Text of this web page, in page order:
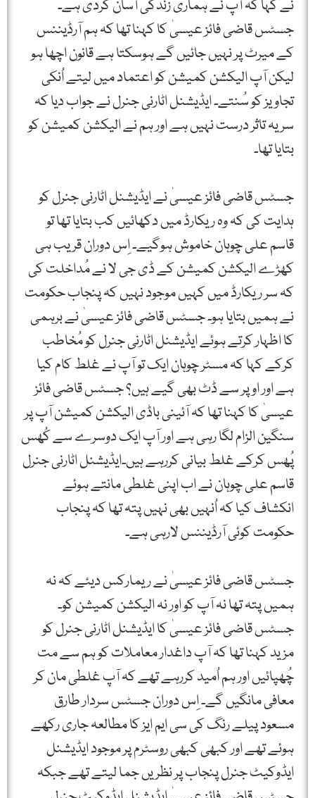
نے کہا کہ آپ نے ہماری زندگی آسان کردی ہے۔
جسٹس قاضی فائز عیسیٰ کا کہنا تھا کہ ہم آرڈیننس
کے میرٹ پر نہیں جائیں گے ہوسکتا ہے قانون اچھا ہو
لیکن آپ الیکشن کمیشن کو اعتماد میں لیتے اُنکی
تجاویز کو سُنتے۔ ایڈیشنل اٹارنی جنرل نے جواب دیا کہ
سر یہ تاثر درست نہیں ہے اور ہم نے الیکشن کمیشن کو
بتایا تھا۔
جسٹس قاضی فائز عیسیٰ نے ایڈیشنل اٹارنی جنرل کو
ہدایت کی کہ وہ ریکارڈ میں دکھائیں کب بتایا تھا تو
قاسم علی چوہان خاموش ہوگیے۔ اِس دوران قریب ہی
کھڑے الیکشن کمیشن کے ڈی جی لا نے مُداخلت کی
کہ سر ریکارڈ میں کہیں موجود نہیں کہ پنجاب حکومت
نے ہمیں بتایا ہو۔ جسٹس قاضی فائز عیسیٰ نے برہمی
کا اظہار کرتے ہوئے ایڈیشنل اٹارنی جنرل کو مُخاطب
کرکے کہا کہ مسٹر چوہان ایک تو آپ نے غلط کام کیا
ہے اور اوپر سے ڈٹ بھی گیے ہیں؟ جسٹس قاضی فائز
عیسیٰ کا کہنا تھا کہ آئینی باڈی الیکشن کمیشن آپ پر
سنگین الزام لگا رہی ہے اور آپ ایک دوسرے سے کُھس
پُھس کرکے غلط بیانی کررہے ہیں۔ایڈیشنل اٹارنی جنرل
قاسم علی چوہان نے اب اپنی غلطی مانتے ہوئے
انکشاف کیا کہ اُنہیں بھی نہیں پتہ تھا کہ پنجاب
حکومت کوئی آرڈیننس لارہی ہے۔
جسٹس قاضی فائز عیسیٰ نے ریمارکس دیئے کہ نہ
ہمیں پتہ تھا نہ آپ کو اور نہ الیکشن کمیشن کو۔
جسٹس قاضی فائز عیسیٰ کا ایڈیشنل اٹارنی جنرل کو
مزید کہنا تھا کہ آپ داغدار معاملات کو ہم سے مت
چُھپائیں اور ہم اُمید کررہے تھے کہ آپ غلطی مان کر
معافی مانگیں گے۔ اِس دوران جسٹس سردار طارق
مسعود پیلے رنگ کی سی ایم ایز کا مطالعہ جاری رکھے
ہوئے تھے اور کبھی کبھی روسٹرم پر موجود ایڈیشنل
ایڈوکیٹ جنرل پنجاب پر نظریں جما لیتے تھے جبکہ